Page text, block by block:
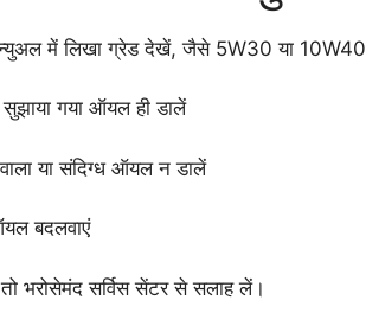
में लिखा ग्रेड देखें, जैसे 5W30 या 10W40
सुझाया गया ऑयल ही डालें
वाला या संदिग्ध ऑयल न डालें
बदलवाएं
भरोसेमंद सर्विस सेंटर से सलाह लें।